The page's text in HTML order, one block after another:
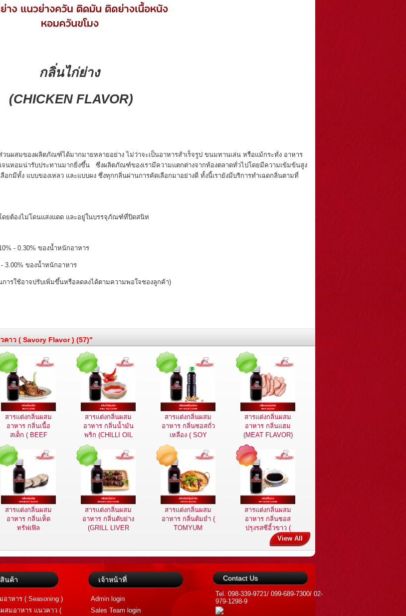
กลิ่นไก่ย่าง
(CHICKEN FLAVOR)
นผสมของผลิตภัณฑ์ได้มากมายหลายอย่าง ไม่ว่าจะเป็นอาหารสำเร็จรูป ขนมทานเล่น หรือแม้กระทั่ง อาหาร
จนหอมน่ารับประทานมากยิ่งขึ้น ซึ่งผลิตภัณฑ์ของเรามีความแตกต่างจากท้องตลาดทั่วไปโดยมีความเข้มข้นสูง
มีทั้ง แบบของเหลว และแบบผง ซึ่งทุกกลิ่นผ่านการคัดเลือกมาอย่างดี ทั้งนี้เรายังมีบริการทำเฉดกลิ่นตามที่
ยต้องไม่โดนแสงแดด และอยู่ในบรรจุภัณฑ์ที่ปิดสนิท
- 0.30% ของน้ำหนักอาหาร
3.00% ของน้ำหนักอาหาร
ารใช้อาจปรับเพิ่มขึ้นหรือลดลงได้ตามความพอใจชองลูกค้า)
าว ( Savory Flavor ) (57)"
สารแต่งกลิ่นผสม
อาหาร กลิ่นเนื้อ
สเต็ก ( BEEF
สารแต่งกลิ่นผสม
อาหาร กลิ่นน้ำมัน
พริก (CHILLI OIL
สารแต่งกลิ่นผสม
อาหาร กลิ่นซอสถั่ว
เหลือง ( SOY
SAUCE FLAVOR )
สารแต่งกลิ่นผสม
อาหาร กลิ่นแฮม
(MEAT FLAVOR)
สารแต่งกลิ่นผสม
อาหาร กลิ่นเห็ด
ทรัฟเฟิล
สารแต่งกลิ่นผสม
อาหาร กลิ่นตับย่าง
(GRILL LIVER
สารแต่งกลิ่นผสม
อาหาร กลิ่นต้มยำ (
TOMYUM
สารแต่งกลิ่นผสม
อาหาร กลิ่นซอส
ปรุงรสซีอิ้วขาว (
SOY SAUCE
FLAVOR )
View All
นค้า
อาหาร ( Seasoning )
สมอาหาร แนวคาว (
เจ้าหน้าที่
Admin login
Sales Team login
Contact Us
Tel. 098-339-9721/ 099-689-7300/ 02-
979-1298-9